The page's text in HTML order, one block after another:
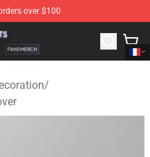
over $100
- Official War Robots
/